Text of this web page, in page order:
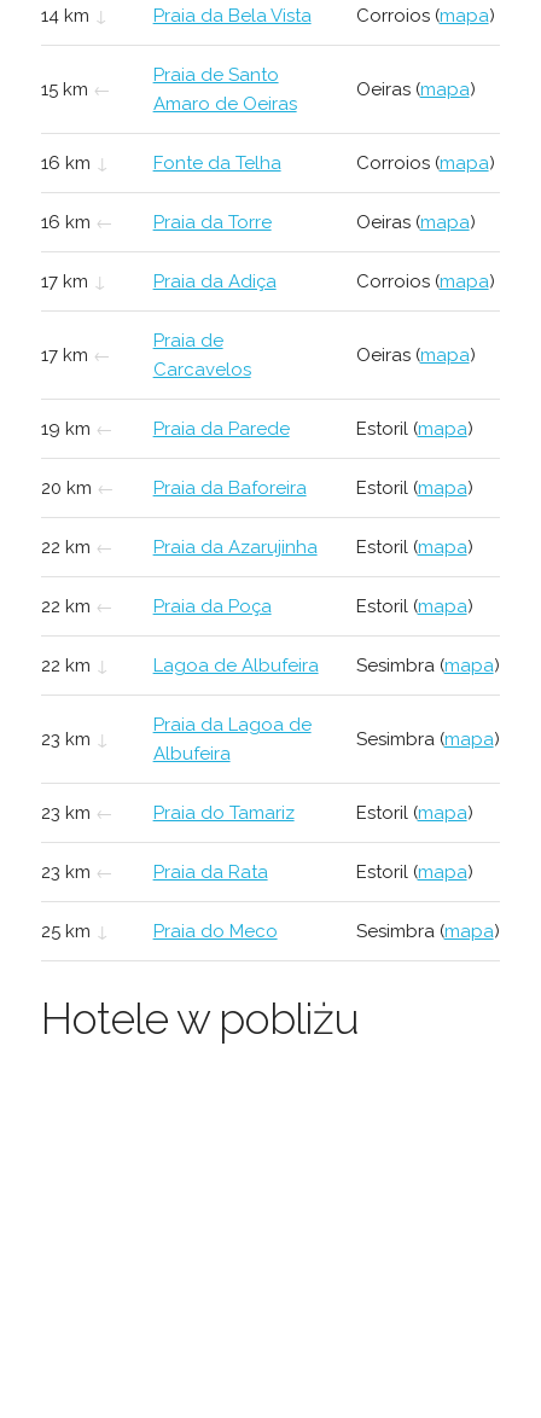
14 km ↓ Praia da Bela Vista Corroios (mapa)
15 km ←
Praia de Santo
Amaro de Oeiras
Oeiras (mapa)
16 km ↓ Fonte da Telha Corroios (mapa)
16 km ← Praia da Torre Oeiras (mapa)
17 km ↓ Praia da Adiça Corroios (mapa)
17 km ←
Praia de
Carcavelos
Oeiras (mapa)
19 km ← Praia da Parede Estoril (mapa)
20 km ← Praia da Baforeira Estoril (mapa)
22 km ← Praia da Azarujinha Estoril (mapa)
22 km ← Praia da Poça Estoril (mapa)
22 km ↓ Lagoa de Albufeira Sesimbra (mapa)
23 km ↓
Praia da Lagoa de
Albufeira
Sesimbra (mapa)
23 km ← Praia do Tamariz Estoril (mapa)
23 km ← Praia da Rata Estoril (mapa)
25 km ↓ Praia do Meco Sesimbra (mapa)
Hotele w pobliżu